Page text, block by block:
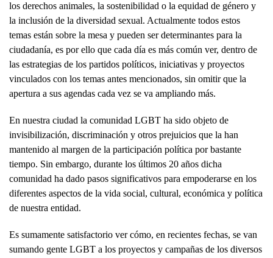
los derechos animales, la sostenibilidad o la equidad de género y
la inclusión de la diversidad sexual. Actualmente todos estos
temas están sobre la mesa y pueden ser determinantes para la
ciudadanía, es por ello que cada día es más común ver, dentro de
las estrategias de los partidos políticos, iniciativas y proyectos
vinculados con los temas antes mencionados, sin omitir que la
apertura a sus agendas cada vez se va ampliando más.
En nuestra ciudad la comunidad LGBT ha sido objeto de
invisibilización, discriminación y otros prejuicios que la han
mantenido al margen de la participación política por bastante
tiempo. Sin embargo, durante los últimos 20 años dicha
comunidad ha dado pasos significativos para empoderarse en los
diferentes aspectos de la vida social, cultural, económica y política
de nuestra entidad.
Es sumamente satisfactorio ver cómo, en recientes fechas, se van
sumando gente LGBT a los proyectos y campañas de los diversos